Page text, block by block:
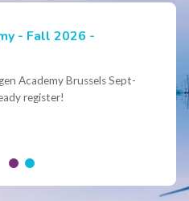
- Fall 2026 -
Academy Brussels Sept-
register!
Hydrogen Expertise
Collaboration
of the Belgian